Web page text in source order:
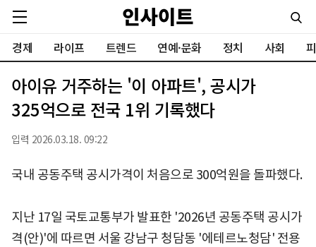
경제 라이프 트렌드 연예·문화 정치 사회
아이유 거주하는 '이 아파트', 공시가
325억으로 전국 1위 기록했다
입력 2026.03.18. 09:22
국내 공동주택 공시가격이 처음으로 300억원을 돌파했다.
지난 17일 국토교통부가 발표한 '2026년 공동주택 공시가
격(안)'에 따르면 서울 강남구 청담동 '에테르노청담' 전용